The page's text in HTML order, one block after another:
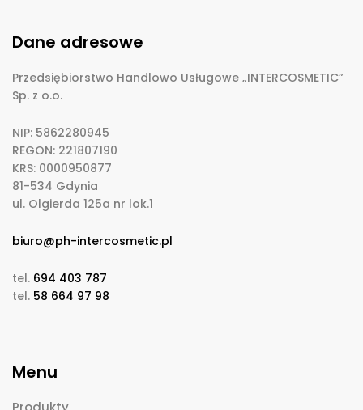
Dane adresowe
Przedsiębiorstwo Handlowo Usługowe „INTERCOSMETIC”
Sp. z o.o.
NIP: 5862280945
REGON: 221807190
KRS: 0000950877
81-534 Gdynia
ul. Olgierda 125a nr lok.1
biuro@ph-intercosmetic.pl
tel. 694 403 787
tel. 58 664 97 98
Menu